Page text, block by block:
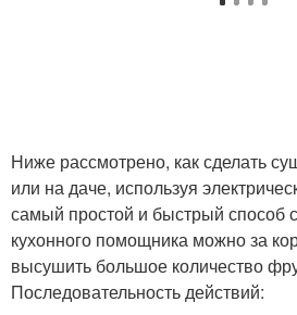
Ниже рассмотрено, как сделать
или на даче, используя
самый простой и быстрый
кухонного помощника можно за
высушить большое количество
Последовательность действий: